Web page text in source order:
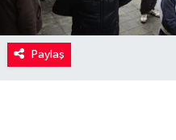
Paylaş